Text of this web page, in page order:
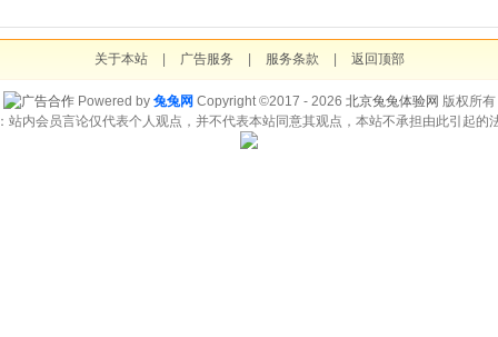
关于本站 广告服务 服务条款 返回顶部
Powered by 兔兔网 Copyright ©2017 - 2026 北京兔兔体验网 版权所有
站内会员言论仅代表个人观点，并不代表本站同意其观点，本站不承担由此引起的